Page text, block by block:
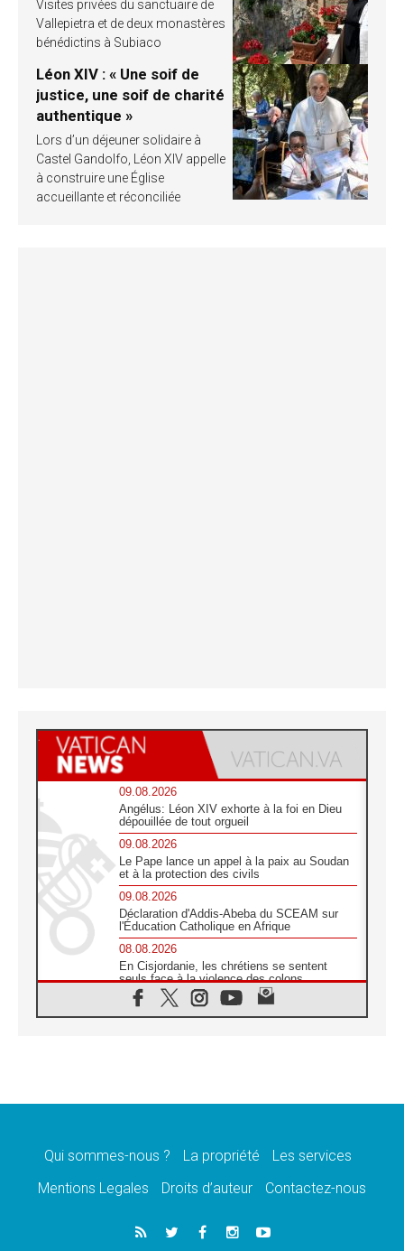
Visites privées du sanctuaire de
Vallepietra et de deux monastères
bénédictins à Subiaco
Léon XIV : « Une soif de
justice, une soif de charité
authentique »
Lors d’un déjeuner solidaire à
Castel Gandolfo, Léon XIV appelle
à construire une Église
accueillante et réconciliée
09.08.2026
Angélus: Léon XIV exhorte à la foi en Dieu
dépouillée de tout orgueil
09.08.2026
Le Pape lance un appel à la paix au Soudan
et à la protection des civils
09.08.2026
Déclaration d'Addis-Abeba du SCEAM sur
l'Éducation Catholique en Afrique
08.08.2026
En Cisjordanie, les chrétiens se sentent
seuls face à la violence des colons
08.08.2026
Léon XIV au sanctuaire de Notre Dame du
08.08.2026
08.08.2026
catholiques
Au Bangladesh, l'Église accompagne les
Dalits sur le chemin de la dignité
Qui sommes-nous ? La propriété
Les services
Mentions Legales
Droits d’auteur Contactez-nous